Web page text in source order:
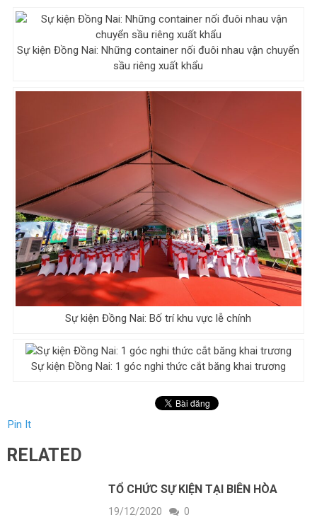
Sự kiện Đồng Nai: Những container nối đuôi nhau vận chuyển
sầu riêng xuất khẩu
Sự kiện Đồng Nai: Bố trí khu vực lễ chính
Sự kiện Đồng Nai: 1 góc nghi thức cắt băng khai trương
Pin It
RELATED
TỔ CHỨC SỰ KIỆN TẠI BIÊN HÒA
19/12/2020 0